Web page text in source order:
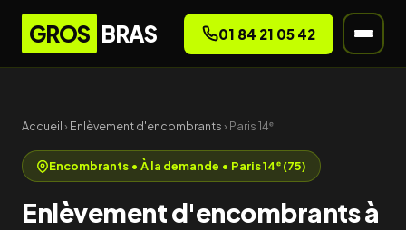
GROS BRAS 01 84 21 05 42
Accueil› Enlèvement d'encombrants› Paris 14ᵉ
Encombrants • À la demande • Paris 14ᵉ (75)
Enlèvement d'encombrants à